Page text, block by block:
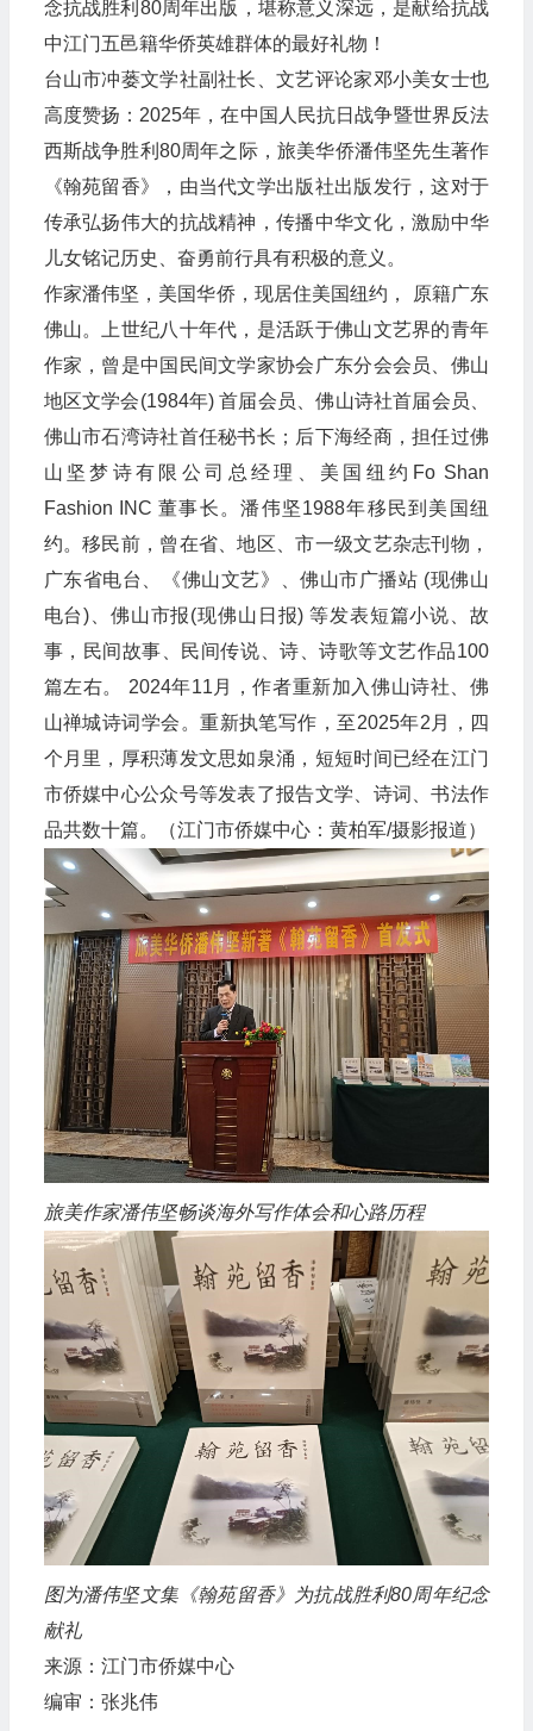
念抗战胜利80周年出版，堪称意义深远，是献给抗战
中江门五邑籍华侨英雄群体的最好礼物！
台山市冲蒌文学社副社长、文艺评论家邓小美女士也
高度赞扬：2025年，在中国人民抗日战争暨世界反法
西斯战争胜利80周年之际，旅美华侨潘伟坚先生著作
《翰苑留香》，由当代文学出版社出版发行，这对于
传承弘扬伟大的抗战精神，传播中华文化，激励中华
儿女铭记历史、奋勇前行具有积极的意义。
作家潘伟坚，美国华侨，现居住美国纽约， 原籍广东
佛山。上世纪八十年代，是活跃于佛山文艺界的青年
作家，曾是中国民间文学家协会广东分会会员、佛山
地区文学会(1984年) 首届会员、佛山诗社首届会员、
佛山市石湾诗社首任秘书长；后下海经商，担任过佛
山坚梦诗有限公司总经理、美国纽约Fo Shan
Fashion INC 董事长。潘伟坚1988年移民到美国纽
约。移民前，曾在省、地区、市一级文艺杂志刊物，
广东省电台、《佛山文艺》、佛山市广播站 (现佛山
电台)、佛山市报(现佛山日报) 等发表短篇小说、故
事，民间故事、民间传说、诗、诗歌等文艺作品100
篇左右。 2024年11月，作者重新加入佛山诗社、佛
山禅城诗词学会。重新执笔写作，至2025年2月，四
个月里，厚积薄发文思如泉涌，短短时间已经在江门
市侨媒中心公众号等发表了报告文学、诗词、书法作
品共数十篇。（江门市侨媒中心：黄柏军/摄影报道）
旅美作家潘伟坚畅谈海外写作体会和心路历程
图为潘伟坚文集《翰苑留香》为抗战胜利80周年纪念
献礼
来源：江门市侨媒中心
编审：张兆伟